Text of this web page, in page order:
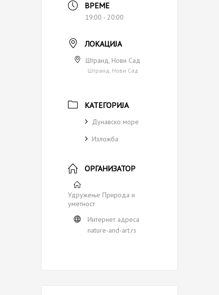
ВРЕМЕ
19:00 - 20:00
ЛОКАЦИЈА
Штранд, Нови Сад
Штранд, Нови Сад
КАТЕГОРИЈА
Дунавско море
Изложба
ОРГАНИЗАТОР
Удружење Природа и
уметност
Интернет адреса
nature-and-art.rs